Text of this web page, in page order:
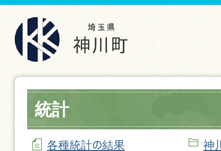
統計
各種統計の結果 神